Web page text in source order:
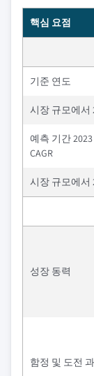
핵심 요점
기준 연도
시장 규모에서
예측 기간
CAGR
시장 규모에서
성장 동력
함정 및 도전